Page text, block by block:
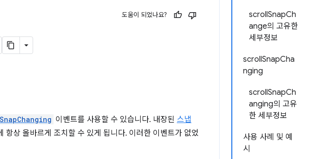
scrollSnapCh
ange의 고유한
세부정보
scrollSnapCha
nging
scrollSnapCh
anging의 고유
한 세부정보
사용 사례 및 예
시
도움이 되었나요?
이벤트를 사용할 수 있습니다. 내장된 스냅
상 올바르게 조치할 수 있게 됩니다. 이러한 이벤트가 없었